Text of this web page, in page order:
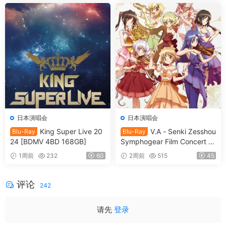
2BD 78.1GB]
日本演唱会
Blu-Ray
King Super Live 20
24 [BDMV 4BD 168GB]
1周前 232 60
日本演唱会
Blu-Ray
V.A - Senki Zesshou
Symphogear Film Concert 2
025 SymphoNare 戦姫絶唱
シンフォギア フィルムコンサ
2周前 515 45
评论 242
请先 登录